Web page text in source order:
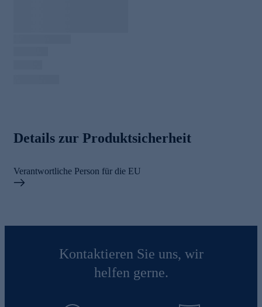
Details zur Produktsicherheit
Verantwortliche Person für die EU
Kontaktieren Sie uns, wir
helfen gerne.